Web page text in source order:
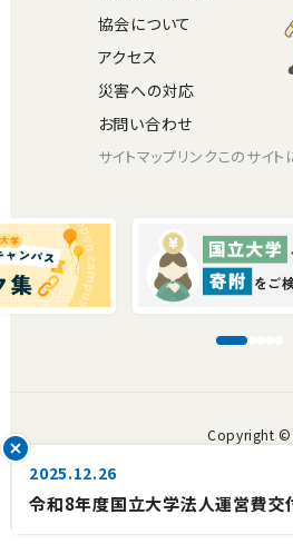
2025.12.26
協会について
アクセス
災害への対応
お問い合わせ
サイトマップリンクこのサイト
Copyright ©
The Japan Association of